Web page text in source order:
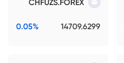
CHFUZS.FOREX
14709.6299
0.05%